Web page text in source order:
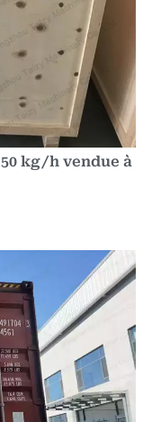
kg/h vendue à